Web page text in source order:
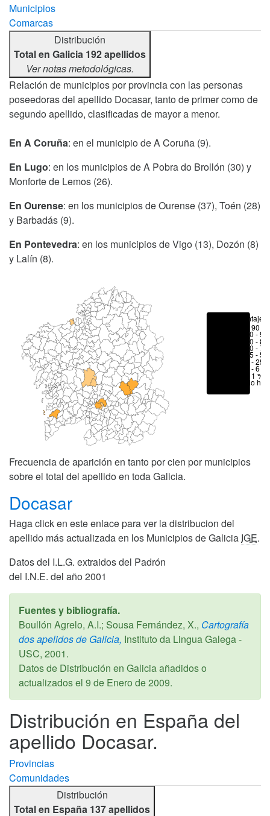
Municipios
Comarcas
Distribución
Total en Galicia 192 apellidos
Ver notas metodológicas.
Relación de municipios por provincia con las personas
poseedoras del apellido Docasar, tanto de primer como de
segundo apellido, clasificadas de mayor a menor.
En A Coruña: en el municipio de A Coruña (9).
En Lugo: en los municipios de A Pobra do Brollón (30) y
Monforte de Lemos (26).
En Ourense: en los municipios de Ourense (37), Toén (28)
y Barbadás (9).
En Pontevedra: en los municipios de Vigo (13), Dozón (8)
y Lalín (8).
Porcentajes
> 90 %
80 -
70 -
50 -
25 -
6 - 25
1 - 6 %
< 1 %
No hay
Frecuencia de aparición en tanto por cien por municipios
sobre el total del apellido en toda Galicia.
Docasar
Haga click en este enlace para ver la distribucion del
apellido más actualizada en los Municipios de Galicia IGE.
Datos del I.L.G. extraidos del Padrón
del I.N.E. del año 2001
Fuentes y bibliografía.
Boullón Agrelo, A.I.; Sousa Fernández, X., Cartografía
dos apelidos de Galicia, Instituto da Lingua Galega -
USC, 2001.
Datos de Distribución en Galicia añadidos o
actualizados el 9 de Enero de 2009.
Distribución en España del
apellido Docasar.
Provincias
Comunidades
Distribución
Total en España 137 apellidos